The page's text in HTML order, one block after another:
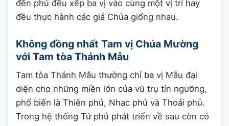
đền phủ đều xếp ba vị vào cùng một vị trí hay
đều thực hành các giá Chúa giống nhau.
Không đồng nhất Tam vị Chúa Mường
với Tam tòa Thánh Mẫu
Tam tòa Thánh Mẫu thường chỉ ba vị Mẫu đại
diện cho những miền lớn của vũ trụ tín ngưỡng,
phổ biến là Thiên phủ, Nhạc phủ và Thoải phủ.
Trong hệ thống Tứ phủ phát triển về sau còn có